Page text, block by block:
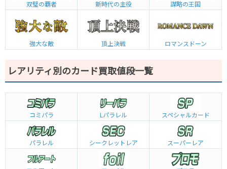
双璧の覇者 新時代の主役 謀略の王国
強大な敵 頂上決戦 ロマンスドーン
レアリティ別のカード買取値段一覧
コミパラ L パラレル スペシャルカード
パラレル シークレットレア スーパーレア